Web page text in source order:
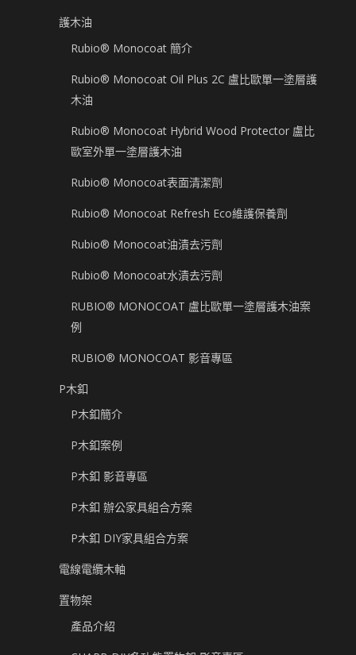
護木油
Rubio® Monocoat 簡介
Rubio® Monocoat Oil Plus 2C 盧比歐單一塗層護
木油
Rubio® Monocoat Hybrid Wood Protector 盧比
歐室外單一塗層護木油
Rubio® Monocoat表面清潔劑
Rubio® Monocoat Refresh Eco維護保養劑
Rubio® Monocoat油漬去污劑
Rubio® Monocoat水漬去污劑
RUBIO® MONOCOAT 盧比歐單一塗層護木油案
例
RUBIO® MONOCOAT 影音專區
P木釦
P木釦簡介
P木釦案例
P木釦 影音專區
P木釦 辦公家具組合方案
P木釦 DIY家具組合方案
電線電纜木軸
置物架
產品介紹